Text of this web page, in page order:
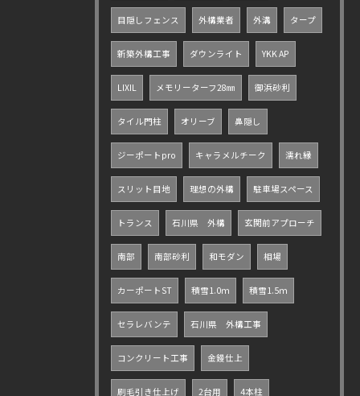
目隠しフェンス 外構業者 外溝 タープ
新築外構工事 ダウンライト YKK AP
LIXIL メモリーターフ28㎜ 御浜砂利
タイル門柱 オリーブ 鼻隠し
ジーポートpro キャラメルチーク 濡れ縁
スリット目地 理想の外構 駐車場スペース
トランス 石川県 外構 玄関前アプローチ
南部 南部砂利 和モダン 相場
カーポートST 積雪1.0ｍ 積雪1.5ｍ
セラレバンテ 石川県 外構工事
コンクリート工事 金鏝仕上
刷毛引き仕上げ 2台用 4本柱